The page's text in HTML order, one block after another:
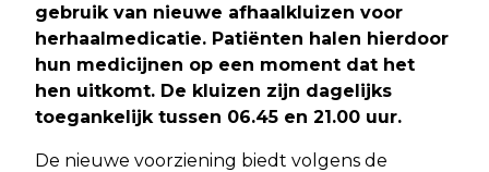
gebruik van nieuwe afhaalkluizen voor
herhaalmedicatie. Patiënten halen hierdoor
hun medicijnen op een moment dat het
hen uitkomt. De kluizen zijn dagelijks
toegankelijk tussen 06.45 en 21.00 uur.
De nieuwe voorziening biedt volgens de